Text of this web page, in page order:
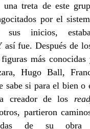
una treta de este
por el
sus inicios,
así fue. Después de
más conocidas
Hugo Ball,
sabe si para el bien o
creador de los
partieron
de su obra